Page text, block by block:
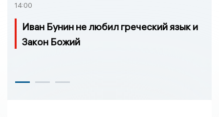
14:00
Иван Бунин не любил греческий язык и
Закон Божий